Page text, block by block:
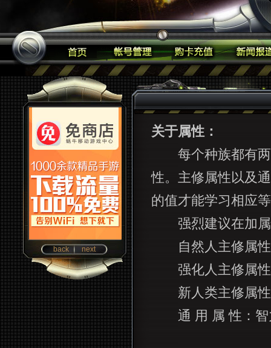
back next
关于属性：
每个种族都有两个
性。主修属性以及
的值才能学习相应
强烈建议在加属
自然人主修属性
强化人主修属性
新人类主修属性
通 用 属 性：智